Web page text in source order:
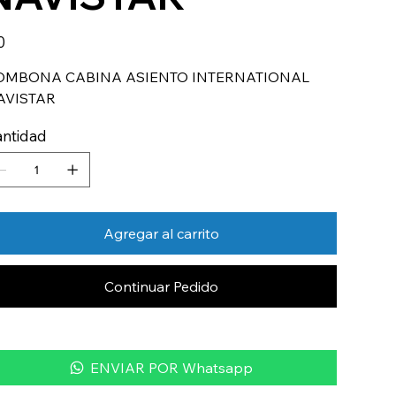
CABINA ASIENTO INTERNATIONAL
Agregar al carrito
Continuar Pedido
ENVIAR POR Whatsapp